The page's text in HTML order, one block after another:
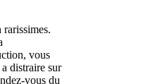
vous
distraire sur
vous du